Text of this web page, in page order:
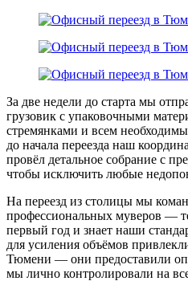
За две недели до старта мы
грузовик с упаковочными
стремянками и всем
до начала переезда наш
провёл детальное собрание с
чтобы исключить любые
На переезд из столицы мы
профессиональных муверов —
первый год и знает наши
для усиления объёмов
Тюмени — они предоставили
мы лично контролировали на